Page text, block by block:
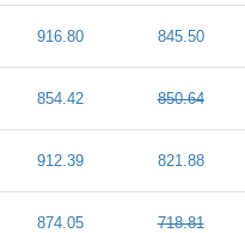
916.80 845.50
854.42 850.64
912.39 821.88
874.05 718.81